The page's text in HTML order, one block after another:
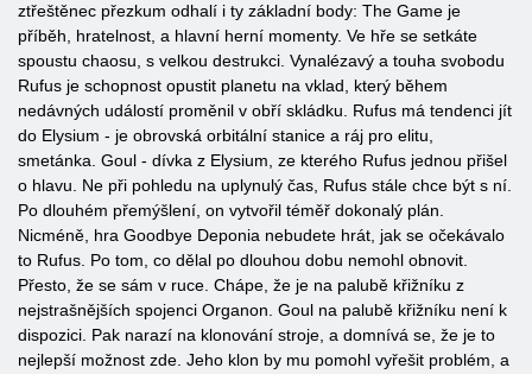
ztřeštěnec přezkum odhalí i ty základní body: The Game je
příběh, hratelnost, a hlavní herní momenty. Ve hře se setkáte
spoustu chaosu, s velkou destrukci. Vynalézavý a touha svobodu
Rufus je schopnost opustit planetu na vklad, který během
nedávných událostí proměnil v obří skládku. Rufus má tendenci jít
do Elysium - je obrovská orbitální stanice a ráj pro elitu,
smetánka. Goul - dívka z Elysium, ze kterého Rufus jednou přišel
o hlavu. Ne při pohledu na uplynulý čas, Rufus stále chce být s ní.
Po dlouhém přemýšlení, on vytvořil téměř dokonalý plán.
Nicméně, hra Goodbye Deponia nebudete hrát, jak se očekávalo
to Rufus. Po tom, co dělal po dlouhou dobu nemohl obnovit.
Přesto, že se sám v ruce. Chápe, že je na palubě křižníku z
nejstrašnějších spojenci Organon. Goul na palubě křižníku není k
dispozici. Pak narazí na klonování stroje, a domnívá se, že je to
nejlepší možnost zde. Jeho klon by mu pomohl vyřešit problém, a